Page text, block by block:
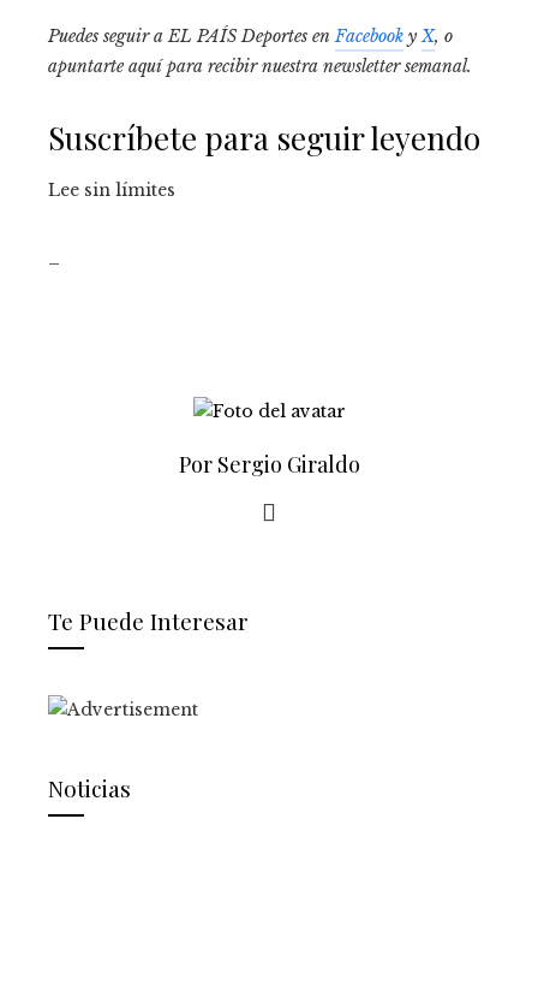
Puedes seguir a EL PAÍS Deportes enFacebook yX, o
apuntarte aquí para recibirnuestra newsletter semanal.
Suscríbete para seguir leyendo
Lee sin límites
Por Sergio Giraldo
Te Puede Interesar
Noticias